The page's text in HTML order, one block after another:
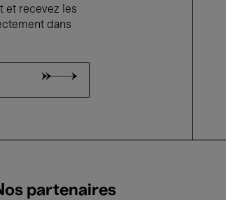
et recevez les
dans
partenaires